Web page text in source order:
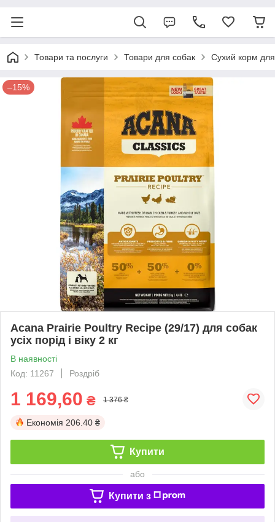
Товари та послуги Товари для собак Сухий корм
–15%
Acana Prairie Poultry Recipe (29/17) для собак
усіх порід і віку 2 кг
В наявності
Код: 11267
Роздріб
1 169,60 ₴ 1 376 ₴
Економія 206.40 ₴
Купити
або
Купити з